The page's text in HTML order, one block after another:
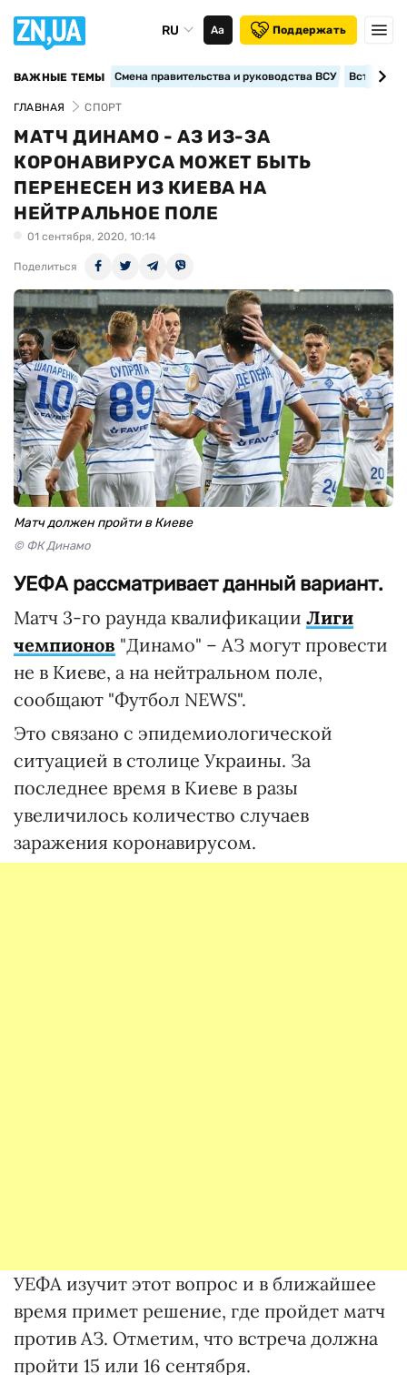
RU Аа Поддержать
ВАЖНЫЕ ТЕМЫ Смена правительства и руководства ВСУ
ГЛАВНАЯ СПОРТ
МАТЧ ДИНАМО - АЗ ИЗ-ЗА
КОРОНАВИРУСА МОЖЕТ БЫТЬ
ПЕРЕНЕСЕН ИЗ КИЕВА НА
НЕЙТРАЛЬНОЕ ПОЛЕ
01 сентября, 2020, 10:14
Поделиться
Матч должен пройти в Киеве
© ФК Динамо
УЕФА рассматривает данный вариант.
Матч 3-го раунда квалификации Лиги
чемпионов "Динамо" – АЗ могут провести
не в Киеве, а на нейтральном поле,
сообщают "Футбол NEWS".
Это связано с эпидемиологической
ситуацией в столице Украины. За
последнее время в Киеве в разы
увеличилось количество случаев
заражения коронавирусом.
УЕФА изучит этот вопрос и в ближайшее
время примет решение, где пройдет матч
против АЗ. Отметим, что встреча должна
пройти 15 или 16 сентября.